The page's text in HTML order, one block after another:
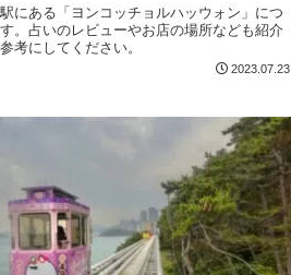
にある「ヨンコッチョルハッウォン」につ
。占いのレビューやお店の場所なども紹介
考にしてください。
2023.07.23